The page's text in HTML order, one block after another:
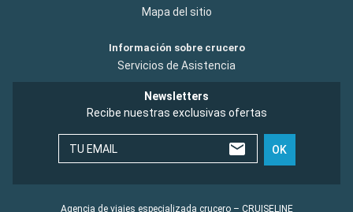
Mapa del sitio
Información sobre crucero
Servicios de Asistencia
Newsletters
Recibe nuestras exclusivas ofertas
TU EMAIL OK
Agencia de viajes especializada crucero – CRUISELINE